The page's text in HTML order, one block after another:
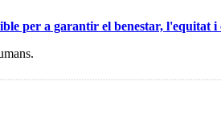
per a garantir el benestar, l'equitat i